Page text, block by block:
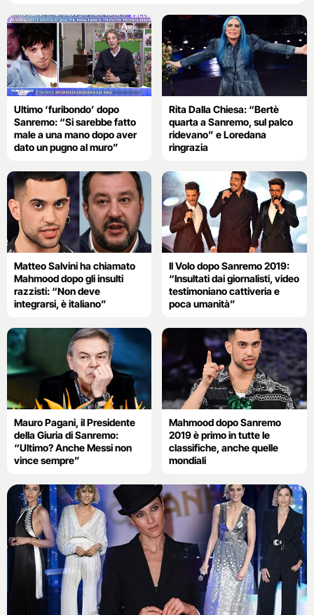
Ultimo ‘furibondo’ dopo
Sanremo: “Si sarebbe fatto
male a una mano dopo aver
dato un pugno al muro”
Rita Dalla Chiesa: “Bertè
quarta a Sanremo, sul palco
ridevano” e Loredana
ringrazia
Matteo Salvini ha chiamato
Mahmood dopo gli insulti
razzisti: “Non deve
integrarsi, è italiano”
Il Volo dopo Sanremo 2019:
“Insultati dai giornalisti, video
testimoniano cattiveria e
poca umanità”
Mauro Pagani, il Presidente
della Giuria di Sanremo:
“Ultimo? Anche Messi non
vince sempre”
Mahmood dopo Sanremo
2019 è primo in tutte le
classifiche, anche quelle
mondiali